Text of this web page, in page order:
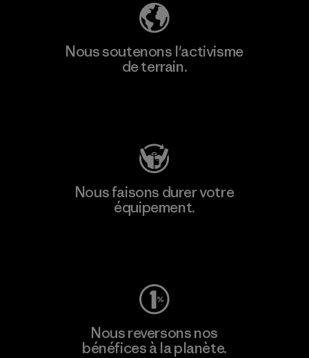
Nous soutenons l'activisme
de terrain.
Nous faisons durer votre
équipement.
Nous reversons nos
bénéfices à la planète.